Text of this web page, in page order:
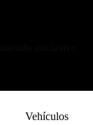
Vehículos